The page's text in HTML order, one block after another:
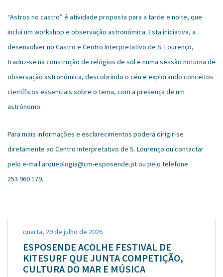
“Astros no castro” é atividade proposta para a tarde e noite, que
inclui um workshop e observação astronómica. Esta iniciativa, a
desenvolver no Castro e Centro Interpretativo de S. Lourenço,
traduz-se na construção de relógios de sol e numa sessão noturna de
observação astronómica, descobrindo o céu e explorando conceitos
científicos essenciais sobre o tema, com a presença de um
astrónomo.
Para mais informações e esclarecimentos poderá dirigir-se
diretamente ao Centro Interpretativo de S. Lourenço ou contactar
pelo e-mail arqueologia@cm-esposende.pt ou pelo telefone
253 960 179.
quarta, 29 de julho de 2026
ESPOSENDE ACOLHE FESTIVAL DE
KITESURF QUE JUNTA COMPETIÇÃO,
CULTURA DO MAR E MÚSICA